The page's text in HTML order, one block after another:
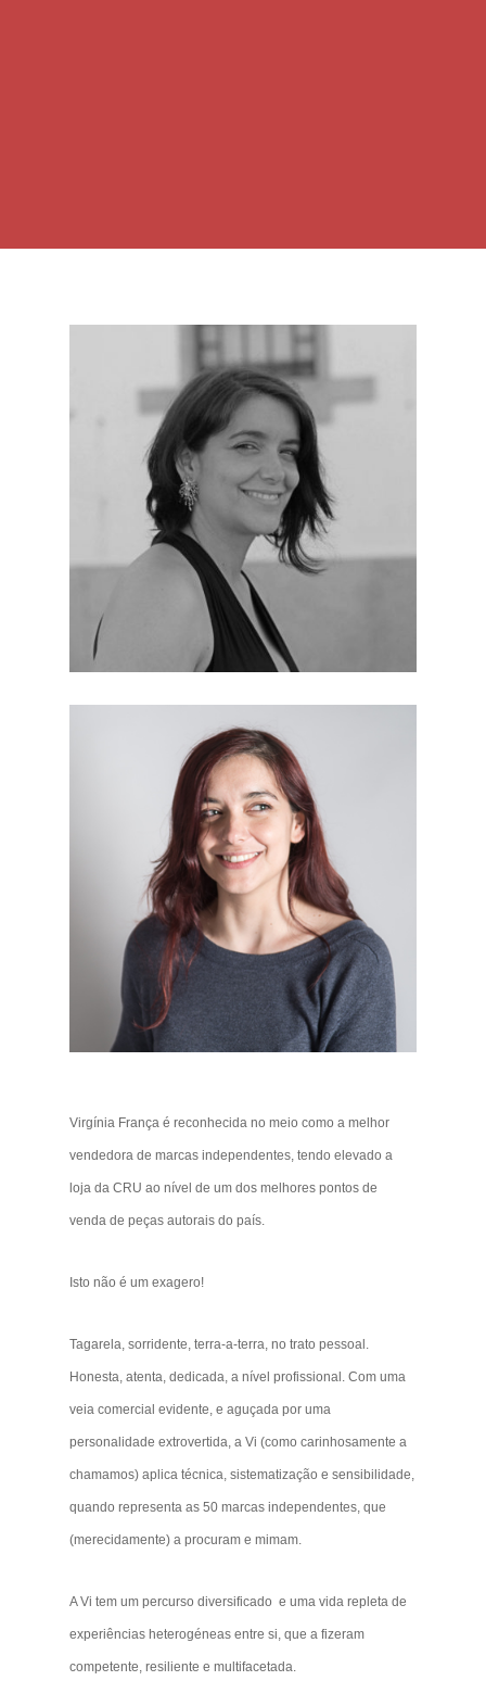
Virgínia França é reconhecida no meio como a melhor
vendedora de marcas independentes, tendo elevado a
loja da CRU ao nível de um dos melhores pontos de
venda de peças autorais do país.
Isto não é um exagero!
Tagarela, sorridente, terra-a-terra, no trato pessoal.
Honesta, atenta, dedicada, a nível profissional. Com uma
veia comercial evidente, e aguçada por uma
personalidade extrovertida, a Vi (como carinhosamente a
chamamos) aplica técnica, sistematização e sensibilidade,
quando representa as 50 marcas independentes, que
(merecidamente) a procuram e mimam.
A Vi tem um percurso diversificado e uma vida repleta de
experiências heterogéneas entre si, que a fizeram
competente, resiliente e multifacetada.